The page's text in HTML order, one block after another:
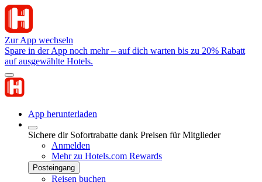
Zur App wechseln
Spare in der App noch mehr – auf dich warten bis zu 20% Rabatt
auf ausgewählte Hotels.
App herunterladen
Sichere dir Sofortrabatte dank Preisen für Mitglieder
Anmelden
Mehr zu Hotels.com Rewards
Posteingang
Reisen buchen